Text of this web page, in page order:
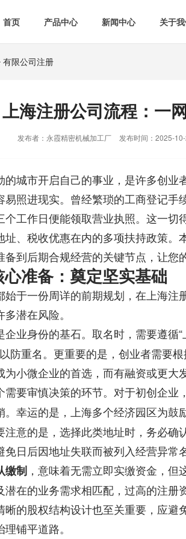
首页 产品中心 新闻中心 关于
有限公司注册
上海注册公司流程：一
发布者：永霞精密机械加工厂 发布时间：2025-
城市开启自己的事业，是许多创
照进现实。曾经繁琐的工商登记手
工作日便能领取营业执照。这一
、税收优惠在内的多项扶持政策。
到后期合规经营的关键节点，让您
准备：奠定坚实基础
于一份周详的前期规划，在 上海注
潜在风险。
企业身份的基石。取名时，需要遵循
防重名。更重要的是，创业者需要
小微企业的首选，而有融资或更大
需要审慎决策的环节。对于初创企
幸运的是，上海多个经济园区为鼓
注意的是，选择此类地址时，务必
日后因地址失联而被列入经营异常
缴制​ ，意味着无需立即实缴资金，
在的业务需求相匹配，过高的注
的股权结构设计也至关重要，应
铺平道路。